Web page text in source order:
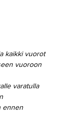
kaikki vuorot
vuoroon
varatulla
ennen